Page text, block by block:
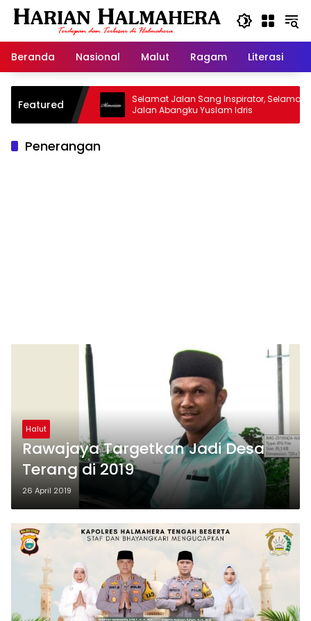
Langsung
Beranda
Nasional Malut Ragam Literasi
Featured
Warisan
Selamat Jalan Sang Inspirator, Selamat
Jalan Abangku Yuslam Idris
Penerangan
Halut
Rawajaya Targetkan Jadi Desa
Terang di 2019
26 April 2019